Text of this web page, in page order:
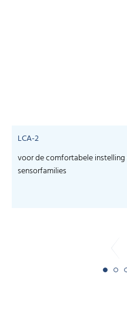
LCA-2
voor de comfortabele
sensorfamilies